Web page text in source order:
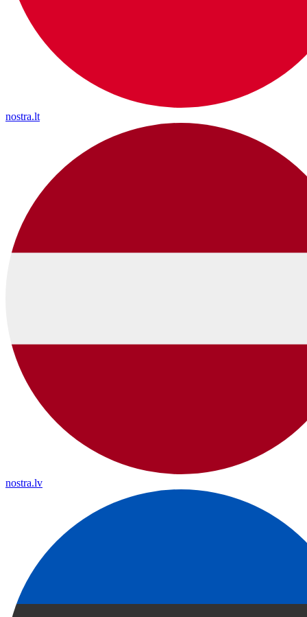
nostra.lt
nostra.lv